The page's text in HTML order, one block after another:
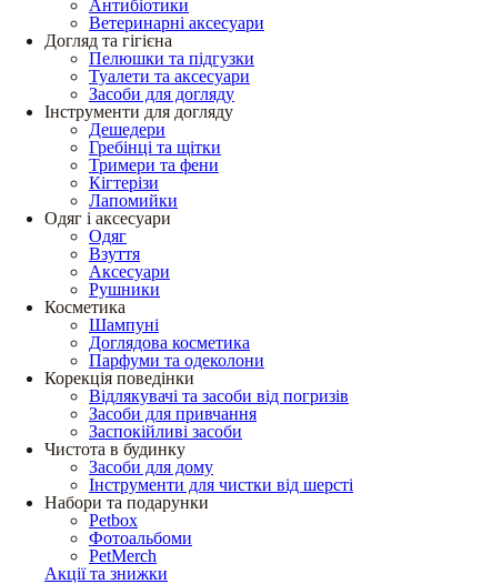
Антибіотики
Ветеринарні аксесуари
Догляд та гігієна
Пелюшки та підгузки
Туалети та аксесуари
Засоби для догляду
Інструменти для догляду
Дешедери
Гребінці та щітки
Тримери та фени
Кігтерізи
Лапомийки
Одяг і аксесуари
Одяг
Взуття
Аксесуари
Рушники
Косметика
Шампуні
Доглядова косметика
Парфуми та одеколони
Корекція поведінки
Відлякувачі та засоби від погризів
Засоби для привчання
Заспокійливі засоби
Чистота в будинку
Засоби для дому
Інструменти для чистки від шерсті
Набори та подарунки
Petbox
Фотоальбоми
PetMerch
Акції та знижки